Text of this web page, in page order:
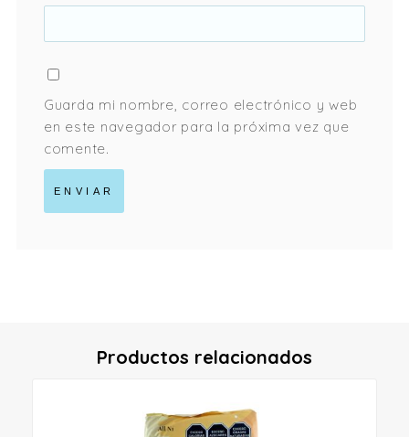
Guarda mi nombre, correo electrónico y web
en este navegador para la próxima vez que
comente.
Productos relacionados